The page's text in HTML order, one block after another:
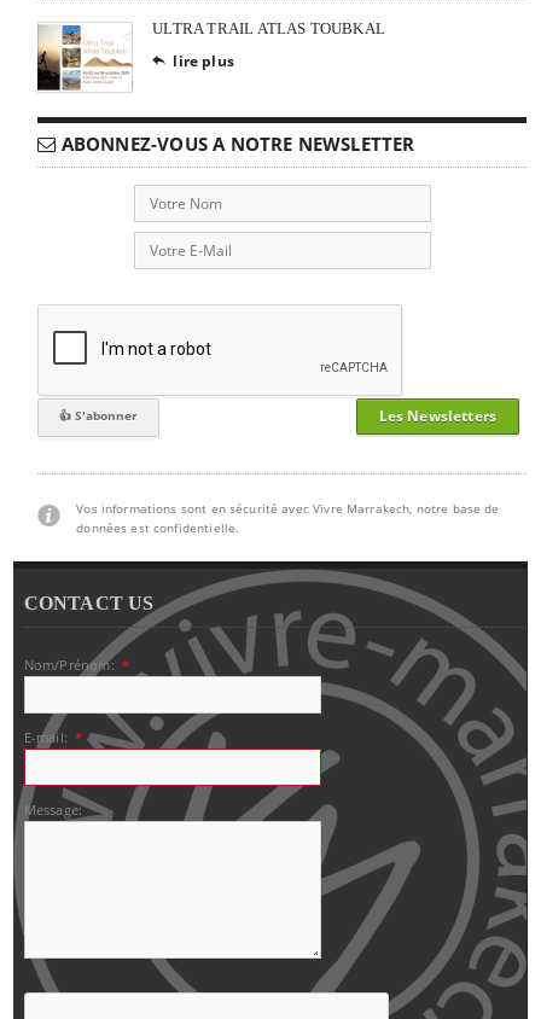
ULTRA TRAIL ATLAS TOUBKAL
 lire plus
ABONNEZ-VOUS A NOTRE NEWSLETTER
Les Newsletters
Vos informations sont en sécurité avec Vivre Marrakech, notre base de
données est confidentielle.
CONTACT US
Nom/Prénom: *
E-mail: *
Message: